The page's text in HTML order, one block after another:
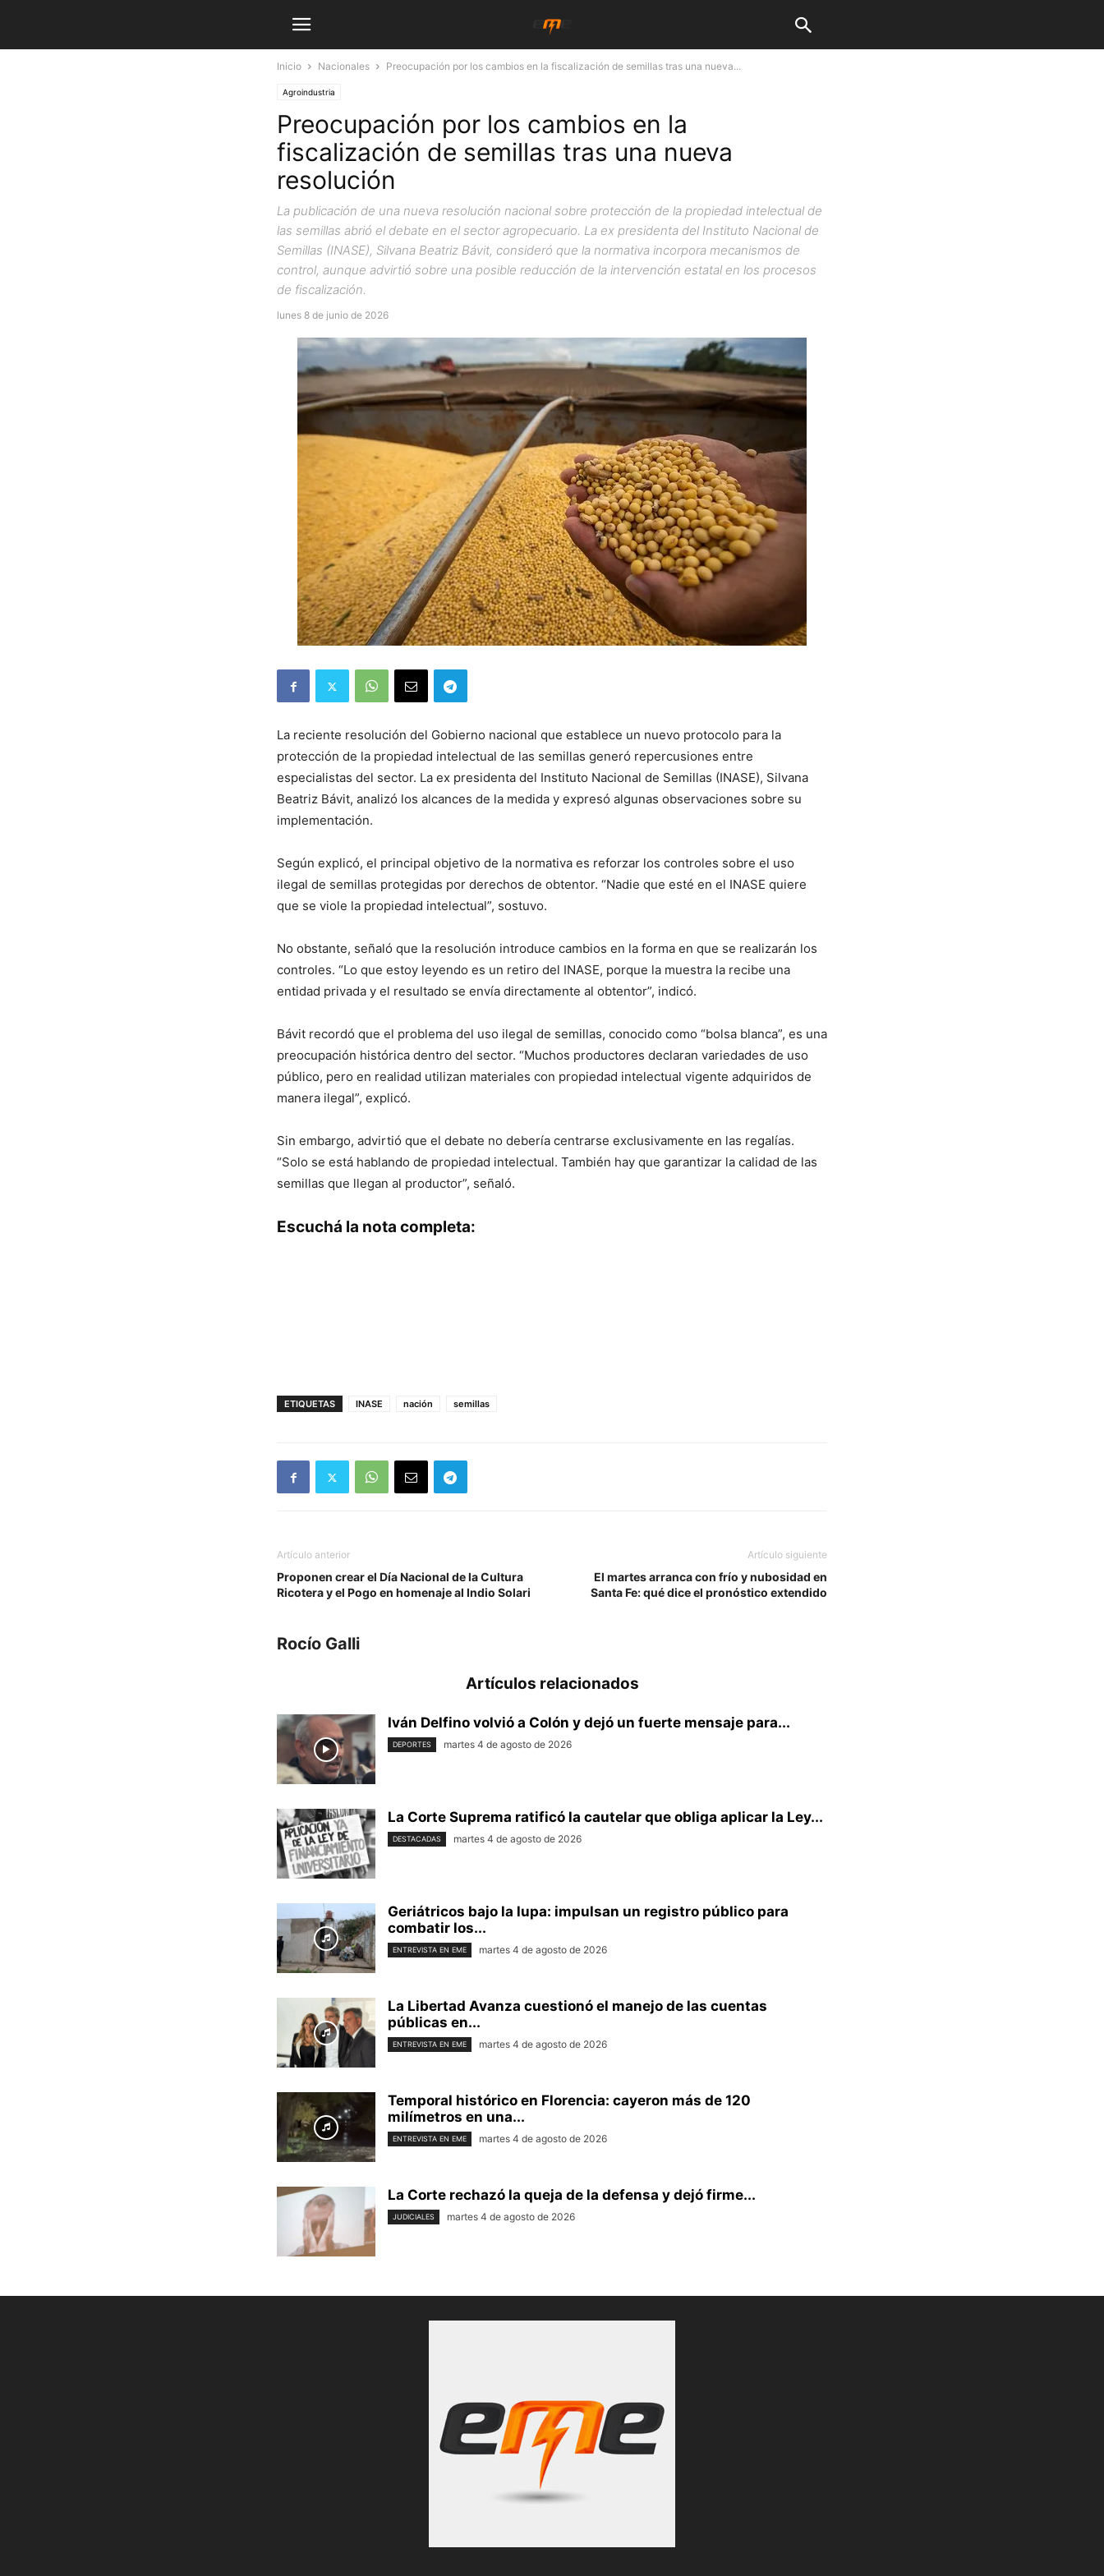
Inicio Nacionales Preocupación por los cambios en la fiscalización de semillas tras una nueva...
Agroindustria
Preocupación por los cambios en la
fiscalización de semillas tras una nueva
resolución
La publicación de una nueva resolución nacional sobre protección de la propiedad intelectual de
las semillas abrió el debate en el sector agropecuario. La ex presidenta del Instituto Nacional de
Semillas (INASE), Silvana Beatriz Bávit, consideró que la normativa incorpora mecanismos de
control, aunque advirtió sobre una posible reducción de la intervención estatal en los procesos
de fiscalización.
lunes 8 de junio de 2026
La reciente resolución del Gobierno nacional que establece un nuevo protocolo para la
protección de la propiedad intelectual de las semillas generó repercusiones entre
especialistas del sector. La ex presidenta del Instituto Nacional de Semillas (INASE), Silvana
Beatriz Bávit, analizó los alcances de la medida y expresó algunas observaciones sobre su
implementación.
Según explicó, el principal objetivo de la normativa es reforzar los controles sobre el uso
ilegal de semillas protegidas por derechos de obtentor. “Nadie que esté en el INASE quiere
que se viole la propiedad intelectual”, sostuvo.
No obstante, señaló que la resolución introduce cambios en la forma en que se realizarán los
controles. “Lo que estoy leyendo es un retiro del INASE, porque la muestra la recibe una
entidad privada y el resultado se envía directamente al obtentor”, indicó.
Bávit recordó que el problema del uso ilegal de semillas, conocido como “bolsa blanca”, es una
preocupación histórica dentro del sector. “Muchos productores declaran variedades de uso
público, pero en realidad utilizan materiales con propiedad intelectual vigente adquiridos de
manera ilegal”, explicó.
Sin embargo, advirtió que el debate no debería centrarse exclusivamente en las regalías.
“Solo se está hablando de propiedad intelectual. También hay que garantizar la calidad de las
semillas que llegan al productor”, señaló.
Escuchá la nota completa:
ETIQUETAS INASE nación semillas
Artículo anterior
Proponen crear el Día Nacional de la Cultura
Ricotera y el Pogo en homenaje al Indio Solari
Artículo siguiente
El martes arranca con frío y nubosidad en
Santa Fe: qué dice el pronóstico extendido
Rocío Galli
Artículos relacionados
Iván Delfino volvió a Colón y dejó un fuerte mensaje para...
DEPORTES martes 4 de agosto de 2026
La Corte Suprema ratificó la cautelar que obliga aplicar la Ley...
DESTACADAS martes 4 de agosto de 2026
Geriátricos bajo la lupa: impulsan un registro público para
combatir los...
ENTREVISTA EN EME martes 4 de agosto de 2026
La Libertad Avanza cuestionó el manejo de las cuentas
públicas en...
ENTREVISTA EN EME martes 4 de agosto de 2026
Temporal histórico en Florencia: cayeron más de 120
milímetros en una...
ENTREVISTA EN EME martes 4 de agosto de 2026
La Corte rechazó la queja de la defensa y dejó firme...
JUDICIALES martes 4 de agosto de 2026